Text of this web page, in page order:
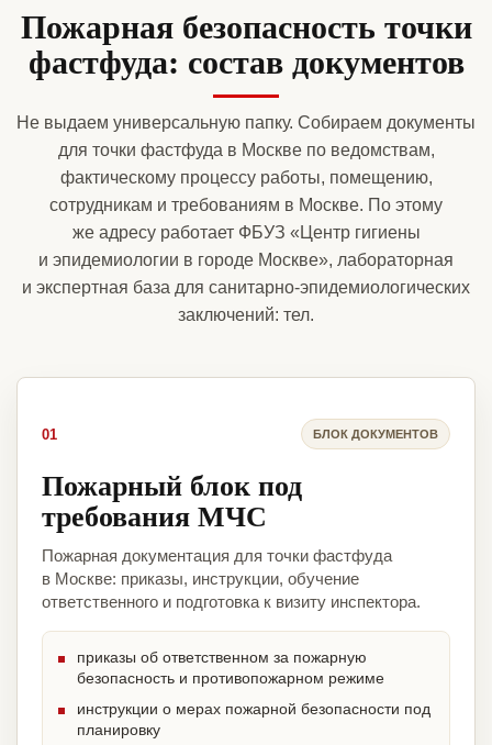
Пожарная безопасность точки
фастфуда: состав документов
Не выдаем универсальную папку. Собираем документы
для точки фастфуда в Москве по ведомствам,
фактическому процессу работы, помещению,
сотрудникам и требованиям в Москве. По этому
же адресу работает ФБУЗ «Центр гигиены
и эпидемиологии в городе Москве», лабораторная
и экспертная база для санитарно-эпидемиологических
заключений: тел.
01 БЛОК ДОКУМЕНТОВ
Пожарный блок под
требования МЧС
Пожарная документация для точки фастфуда
в Москве: приказы, инструкции, обучение
ответственного и подготовка к визиту инспектора.
приказы об ответственном за пожарную
безопасность и противопожарном режиме
инструкции о мерах пожарной безопасности под
планировку